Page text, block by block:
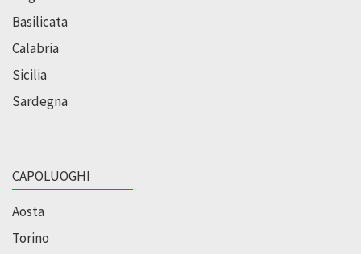
Basilicata
Calabria
Sicilia
Sardegna
CAPOLUOGHI
Aosta
Torino